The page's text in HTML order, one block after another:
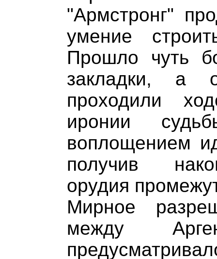
"Армстронг"
умение
Прошло чуть
закладки, а
проходили
иронии
воплощением
получив
орудия
Мирное
между